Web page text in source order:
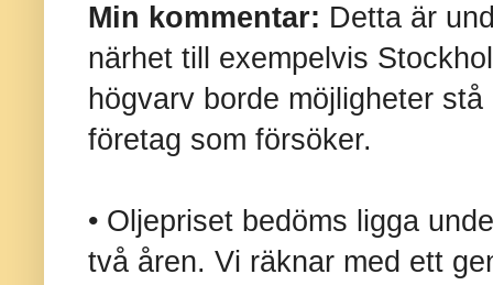
Min kommentar: Detta är
närhet till exempelvis
högvarv borde möjligheter
företag som försöker.
• Oljepriset bedöms ligga
två åren. Vi räknar med ett